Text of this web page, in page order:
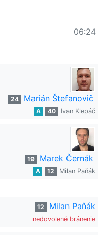
06:24
24 Marián Štefanovič
A 40 Ivan Klepáč
19 Marek Černák
A 12 Milan Paňák
12 Milan Paňák
nedovolené bránenie